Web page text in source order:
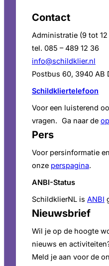
Contact
Administratie (9 tot
tel. 085 – 489 12 36
info@schildklier.nl
Postbus 60, 3940 AB
Schildkliertelefoon
Voor een luisterend
vragen. Ga naar de
Pers
Voor persinformatie
onze perspagina.
ANBI-Status
SchildklierNL is ANBI
Nieuwsbrief
Wil je op de hoogte
nieuws en
Meld je aan voor de